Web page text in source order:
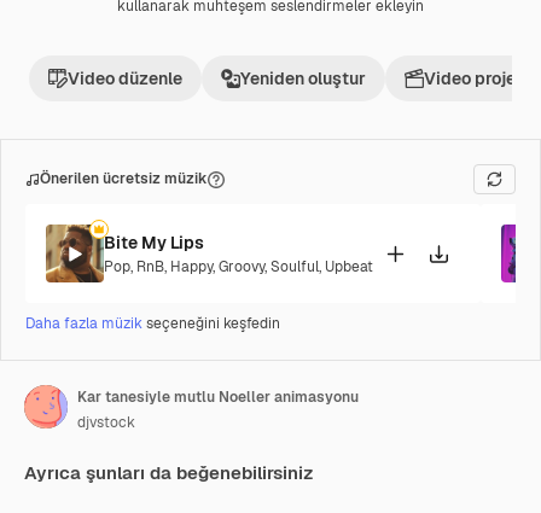
kullanarak muhteşem seslendirmeler ekleyin
Video düzenle Yeniden oluştur Video projesi
Önerilen ücretsiz müzik
Bite My Lips
Pop, RnB, Happy,Groovy,Soulful, Upbeat
Daha fazla müzikseçeneğini keşfedin
Kar tanesiyle mutlu Noeller animasyonu
djvstock
Ayrıca şunları da beğenebilirsiniz